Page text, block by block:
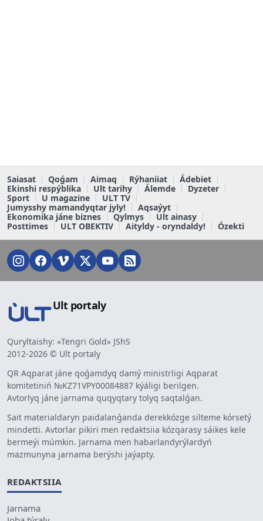
Saiasat Qoǵam Aimaq Rýhaniiat
Ádebiet
Ekinshi respýblika
Ult tarihy Álemde
Dyzeter
Sport
U magazine
ULT TV
Jumysshy mamandyqtar jyly!
Aqsaýyt
Ekonomika jáne biznes
Qylmys
Ult ainasy
Posttimes
ULT OBEKTIV Aityldy - oryndaldy! Ózekti
Ult portaly
Quryltaishy: «Tengri Gold» JShS
2012-2026 © Ult portaly
QR Aqparat jáne qoǵamdyq damý ministrligi Aqparat
komitetiniń №KZ71VPY00084887 kýáligi berilgen.
Avtorlyq jáne jarnama quqyqtary tolyq saqtalǵan.
Sait materialdaryn paidalanǵanda derekkózge silteme kórsetý
mindetti. Avtorlar pikiri men redaktsiia kózqarasy sáikes kele
bermeýi múmkin. Jarnama men habarlandyrýlardyń
mazmunyna jarnama berýshi jaýapty.
REDAKTSIIA
Jarnama